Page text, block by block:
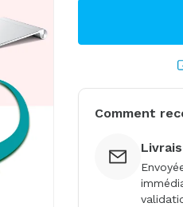
Comment